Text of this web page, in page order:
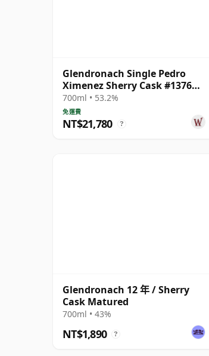
Glendronach Single Pedro
Ximenez Sherry Cask #1376
1994 22 年
700ml • 53.2%
免運費
NT$21,780 ?
Glendronach 12 年 / Sherry
Cask Matured
700ml • 43%
NT$1,890 ?